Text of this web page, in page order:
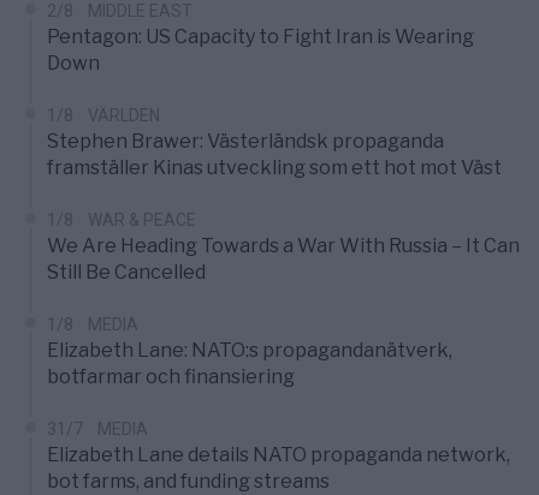
2/8 MIDDLE EAST
Pentagon: US Capacity to Fight Iran is Wearing
Down
1/8 VÄRLDEN
Stephen Brawer: Västerländsk propaganda
framställer Kinas utveckling som ett hot mot Väst
1/8 WAR & PEACE
We Are Heading Towards a War With Russia – It Can
Still Be Cancelled
1/8 MEDIA
Elizabeth Lane: NATO:s propagandanätverk,
botfarmar och finansiering
31/7 MEDIA
Elizabeth Lane details NATO propaganda network,
bot farms, and funding streams